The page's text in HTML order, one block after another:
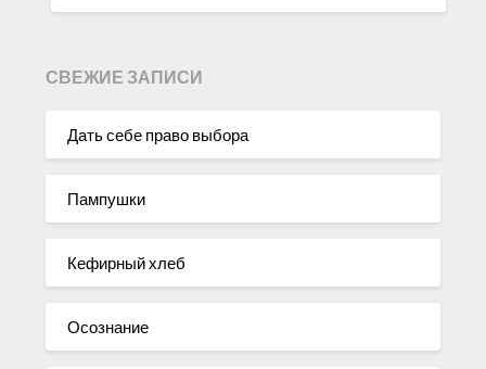
СВЕЖИЕ ЗАПИСИ
Дать себе право выбора
Пампушки
Кефирный хлеб
Осознание